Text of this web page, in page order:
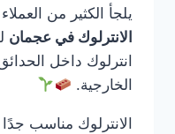
يلجأ الكثير من
الانترلوك في عجمان
انترلوك داخل
الخارجية.
الانترلوك مناسب